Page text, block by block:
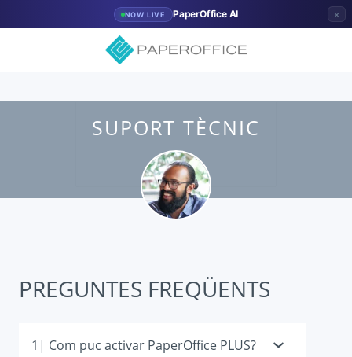
NOW LIVE PaperOffice AI ×
SUPORT TÈCNIC
PREGUNTES FREQÜENTS
1| Com puc activar PaperOffice PLUS?